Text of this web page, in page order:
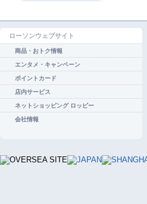
ローソンウェブサイト
商品・おトク情報
エンタメ・キャンペーン
ポイントカード
店内サービス
ネットショッピング ロッピー
会社情報